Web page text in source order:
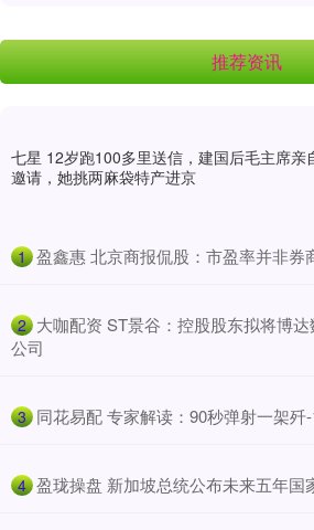
推荐资讯
七星 12岁跑100多里送信，建国后毛主席亲
邀请，她挑两麻袋特产进京
1 盈鑫惠 北京商报侃股：市盈率并非券
2 大咖配资 ST景谷：控股股东拟将博
公司
3 同花易配 专家解读：90秒弹射一架
4 盈珑操盘 新加坡总统公布未来五年国